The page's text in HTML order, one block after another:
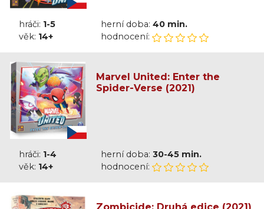
hráči: 1-5 herní doba: 40 min.
věk: 14+ hodnocení:
Marvel United: Enter the
Spider-Verse (2021)
hráči: 1-4 herní doba: 30-45 min.
věk: 14+ hodnocení: